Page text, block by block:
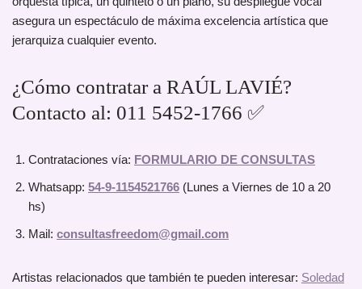
asegura un espectáculo de máxima excelencia artística que
jerarquiza cualquier evento.
¿Cómo contratar a RAÚL LAVIÉ?
Contacto al: 011 5452-1766 ✅
Contrataciones vía: FORMULARIO DE CONSULTAS
Whatsapp: 54-9-1154521766 (Lunes a Viernes de 10 a 20
hs)
Mail: consultasfreedom@gmail.com
Artistas relacionados que también te pueden interesar: Soledad